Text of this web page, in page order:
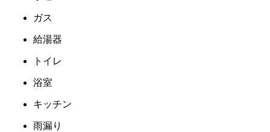
ガス
給湯器
トイレ
浴室
キッチン
雨漏り